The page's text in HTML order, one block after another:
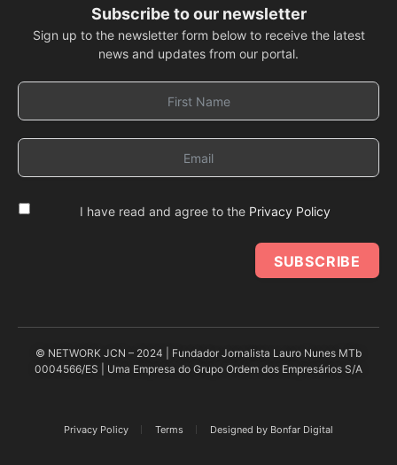
Subscribe to our newsletter
Sign up to the newsletter form below to receive the latest
news and updates from our portal.
I have read and agree to the Privacy Policy
SUBSCRIBE
© NETWORK JCN – 2024 | Fundador Jornalista Lauro Nunes MTb
0004566/ES | Uma Empresa do Grupo Ordem dos Empresários S/A
Privacy Policy Terms Designed by Bonfar Digital